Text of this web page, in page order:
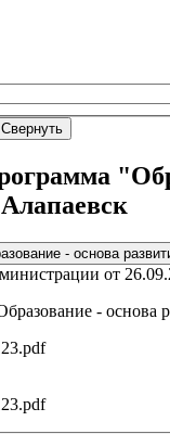
Свернуть
- основа
от
- основа